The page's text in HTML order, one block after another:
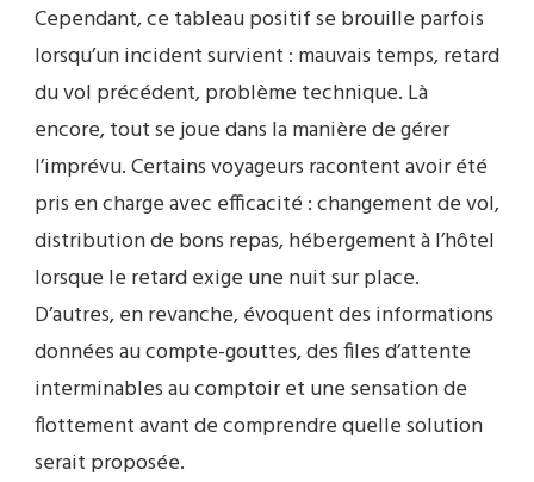
Cependant, ce tableau positif se brouille parfois
lorsqu’un incident survient : mauvais temps, retard
du vol précédent, problème technique. Là
encore, tout se joue dans la manière de gérer
l’imprévu. Certains voyageurs racontent avoir été
pris en charge avec efficacité : changement de vol,
distribution de bons repas, hébergement à l’hôtel
lorsque le retard exige une nuit sur place.
D’autres, en revanche, évoquent des informations
données au compte-gouttes, des files d’attente
interminables au comptoir et une sensation de
flottement avant de comprendre quelle solution
serait proposée.